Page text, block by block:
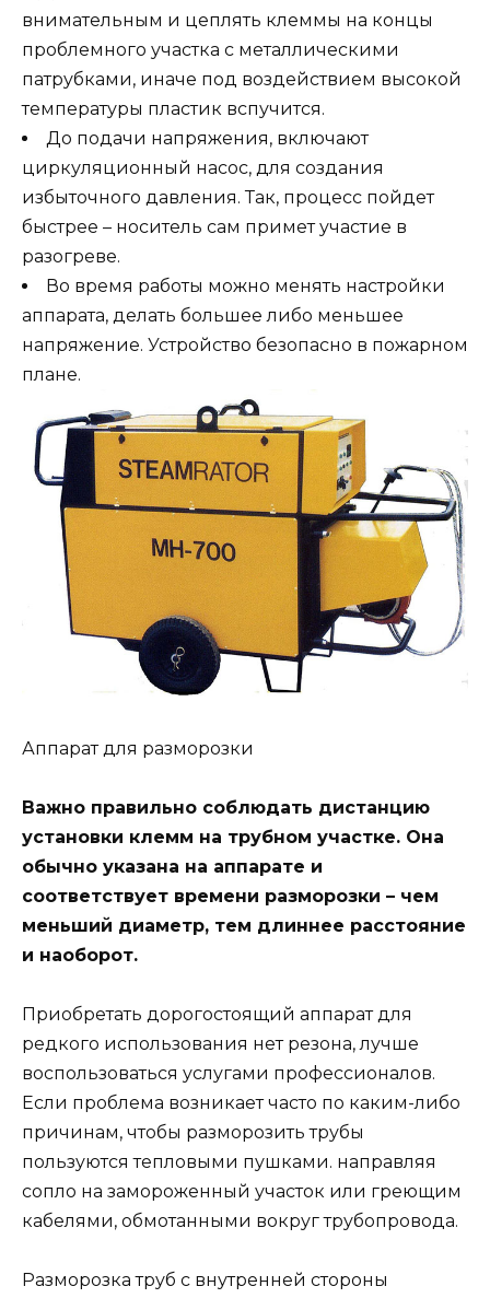
внимательным и цеплять клеммы на концы
проблемного участка с металлическими
патрубками, иначе под воздействием высокой
температуры пластик вспучится.
До подачи напряжения, включают
циркуляционный насос, для создания
избыточного давления. Так, процесс пойдет
быстрее – носитель сам примет участие в
разогреве.
Во время работы можно менять настройки
аппарата, делать большее либо меньшее
напряжение. Устройство безопасно в пожарном
плане.
Аппарат для разморозки
Важно правильно соблюдать дистанцию
установки клемм на трубном участке. Она
обычно указана на аппарате и
соответствует времени разморозки – чем
меньший диаметр, тем длиннее расстояние
и наоборот.
Приобретать дорогостоящий аппарат для
редкого использования нет резона, лучше
воспользоваться услугами профессионалов.
Если проблема возникает часто по каким-либо
причинам, чтобы разморозить трубы
пользуются тепловыми пушками. направляя
сопло на замороженный участок или греющим
кабелями, обмотанными вокруг трубопровода.
Разморозка труб с внутренней стороны